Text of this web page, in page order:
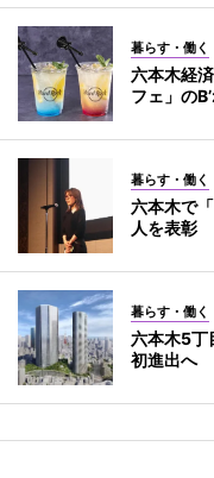
暮らす・働く
六本木経
フェ」の
暮らす・働く
六本木で
人を表彰
暮らす・働く
六本木5
初進出へ